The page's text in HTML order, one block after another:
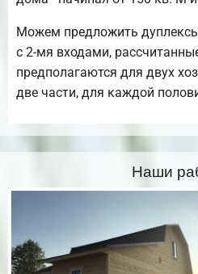
Можем предложить
с 2-мя входами,
предполагаются для двух
две части, для каждой
Наши